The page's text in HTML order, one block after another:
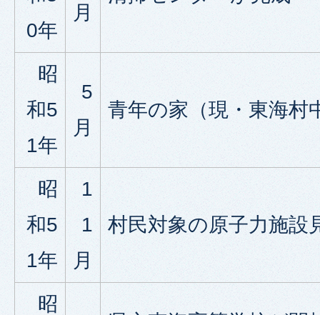
0年
月
昭
和5
1年
5
月
青年の家（現・東海村
昭
和5
1年
1
1
月
村民対象の原子力施設
昭